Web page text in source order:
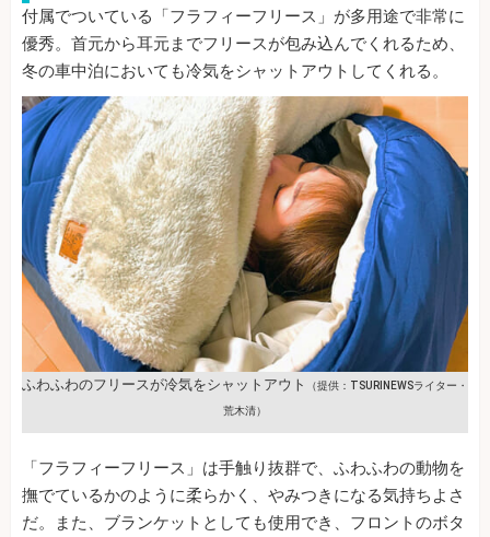
付属でついている「フラフィーフリース」が多用途で非常に
優秀。首元から耳元までフリースが包み込んでくれるため、
冬の車中泊においても冷気をシャットアウトしてくれる。
ふわふわのフリースが冷気をシャットアウト （提供：TSURINEWSライター・
荒木清）
「フラフィーフリース」は手触り抜群で、ふわふわの動物を
撫でているかのように柔らかく、やみつきになる気持ちよさ
だ。また、ブランケットとしても使用でき、フロントのボタ